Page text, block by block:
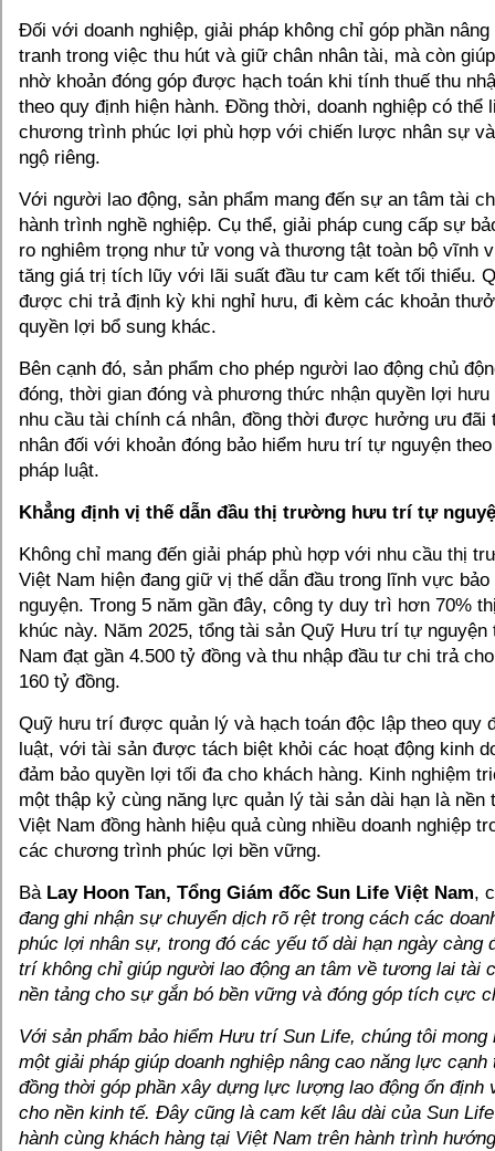
Đối với doanh nghiệp, giải pháp không chỉ góp phần
tranh trong việc thu hút và giữ chân nhân tài, mà còn
nhờ khoản đóng góp được hạch toán khi tính thuế thu
theo quy định hiện hành. Đồng thời, doanh nghiệp có thể
chương trình phúc lợi phù hợp với chiến lược nhân sự
ngộ riêng.
Với người lao động, sản phẩm mang đến sự an tâm tài
hành trình nghề nghiệp. Cụ thể, giải pháp cung cấp sự
ro nghiêm trọng như tử vong và thương tật toàn bộ vĩnh
tăng giá trị tích lũy với lãi suất đầu tư cam kết tối thiểu.
được chi trả định kỳ khi nghỉ hưu, đi kèm các khoản
quyền lợi bổ sung khác.
Bên cạnh đó, sản phẩm cho phép người lao động chủ
đóng, thời gian đóng và phương thức nhận quyền lợi
nhu cầu tài chính cá nhân, đồng thời được hưởng ưu đãi
nhân đối với khoản đóng bảo hiểm hưu trí tự nguyện
pháp luật.
Khẳng định vị thế dẫn đầu thị trường hưu trí tự
Không chỉ mang đến giải pháp phù hợp với nhu cầu thị
Việt Nam hiện đang giữ vị thế dẫn đầu trong lĩnh vực
nguyện. Trong 5 năm gần đây, công ty duy trì hơn 70%
khúc này. Năm 2025, tổng tài sản Quỹ Hưu trí tự nguyện
Nam đạt gần 4.500 tỷ đồng và thu nhập đầu tư chi trả
160 tỷ đồng.
Quỹ hưu trí được quản lý và hạch toán độc lập theo quy
luật, với tài sản được tách biệt khỏi các hoạt động kinh
đảm bảo quyền lợi tối đa cho khách hàng. Kinh nghiệm
một thập kỷ cùng năng lực quản lý tài sản dài hạn là nền
Việt Nam đồng hành hiệu quả cùng nhiều doanh nghiệp
các chương trình phúc lợi bền vững.
Bà Lay Hoon Tan, Tổng Giám đốc Sun Life Việt Nam,
đang ghi nhận sự chuyển dịch rõ rệt trong cách các
phúc lợi nhân sự, trong đó các yếu tố dài hạn ngày càng
trí không chỉ giúp người lao động an tâm về tương lai tài
nền tảng cho sự gắn bó bền vững và đóng góp tích cực
Với sản phẩm bảo hiểm Hưu trí Sun Life, chúng tôi mong
một giải pháp giúp doanh nghiệp nâng cao năng lực
đồng thời góp phần xây dựng lực lượng lao động ổn định
cho nền kinh tế. Đây cũng là cam kết lâu dài của Sun
hành cùng khách hàng tại Việt Nam trên hành trình